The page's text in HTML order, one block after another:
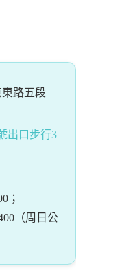
路五段
出口步行3
；
（周日公